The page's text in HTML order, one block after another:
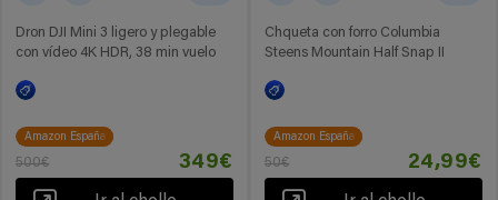
Dron DJI Mini 3 ligero y plegable
con vídeo 4K HDR, 38 min vuelo
Amazon España
500€ 349€
Chqueta con forro Columbia
Steens Mountain Half Snap II
Amazon España
50€ 24,99€